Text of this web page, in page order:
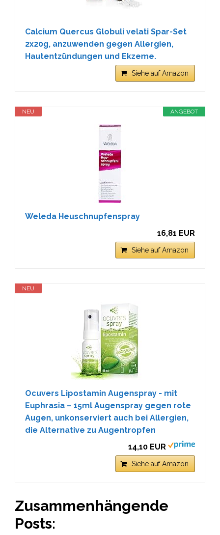
Calcium Quercus Globuli velati Spar-Set
2x20g, anzuwenden gegen Allergien,
Hautentzündungen und Ekzeme.
Siehe auf Amazon
ANGEBOT
NEU
Weleda Heuschnupfenspray
16,81 EUR
Siehe auf Amazon
NEU
Ocuvers Lipostamin Augenspray - mit
Euphrasia – 15ml Augenspray gegen rote
Augen, unkonserviert auch bei Allergien,
die Alternative zu Augentropfen
14,10 EUR
Siehe auf Amazon
Zusammenhängende
Posts: